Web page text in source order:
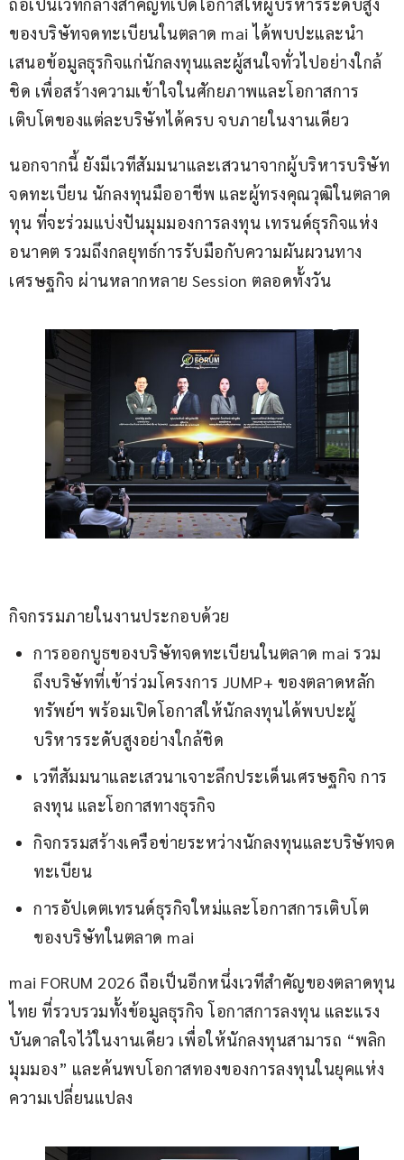
ถือเป็นเวทีกลางสำคัญที่เปิดโอกาสให้ผู้บริหารระดับสูง
ของบริษัทจดทะเบียนในตลาด mai ได้พบปะและนำ
เสนอข้อมูลธุรกิจแก่นักลงทุนและผู้สนใจทั่วไปอย่างใกล้
ชิด เพื่อสร้างความเข้าใจในศักยภาพและโอกาสการ
เติบโตของแต่ละบริษัทได้ครบ จบภายในงานเดียว
นอกจากนี้ ยังมีเวทีสัมมนาและเสวนาจากผู้บริหารบริษัท
จดทะเบียน นักลงทุนมืออาชีพ และผู้ทรงคุณวุฒิในตลาด
ทุน ที่จะร่วมแบ่งปันมุมมองการลงทุน เทรนด์ธุรกิจแห่ง
อนาคต รวมถึงกลยุทธ์การรับมือกับความผันผวนทาง
เศรษฐกิจ ผ่านหลากหลาย Session ตลอดทั้งวัน
กิจกรรมภายในงานประกอบด้วย
การออกบูธของบริษัทจดทะเบียนในตลาด mai รวม
ถึงบริษัทที่เข้าร่วมโครงการ JUMP+ ของตลาดหลัก
ทรัพย์ฯ พร้อมเปิดโอกาสให้นักลงทุนได้พบปะผู้
บริหารระดับสูงอย่างใกล้ชิด
เวทีสัมมนาและเสวนาเจาะลึกประเด็นเศรษฐกิจ การ
ลงทุน และโอกาสทางธุรกิจ
กิจกรรมสร้างเครือข่ายระหว่างนักลงทุนและบริษัทจด
ทะเบียน
การอัปเดตเทรนด์ธุรกิจใหม่และโอกาสการเติบโต
ของบริษัทในตลาด mai
mai FORUM 2026 ถือเป็นอีกหนึ่งเวทีสำคัญของตลาดทุน
ไทย ที่รวบรวมทั้งข้อมูลธุรกิจ โอกาสการลงทุน และแรง
บันดาลใจไว้ในงานเดียว เพื่อให้นักลงทุนสามารถ “พลิก
มุมมอง” และค้นพบโอกาสทองของการลงทุนในยุคแห่ง
ความเปลี่ยนแปลง